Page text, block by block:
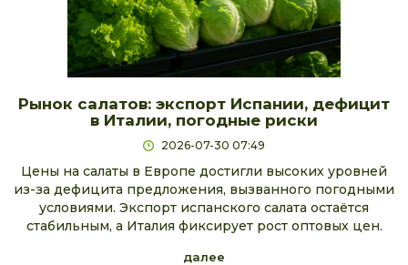
Рынок салатов: экспорт Испании, дефицит
в Италии, погодные риски
2026-07-30 07:49
Цены на салаты в Европе достигли высоких уровней
из-за дефицита предложения, вызванного погодными
условиями. Экспорт испанского салата остаётся
стабильным, а Италия фиксирует рост оптовых цен.
далее